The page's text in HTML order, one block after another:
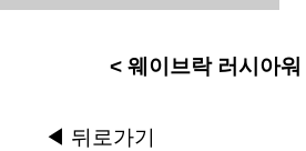
< 웨이브락 러시아
◀︎ 뒤로가기